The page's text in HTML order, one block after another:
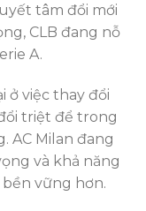
tâm đổi mới
CLB đang nỗ
A.
ở việc thay đổi
triệt để trong
AC Milan đang
và khả năng
vững hơn.